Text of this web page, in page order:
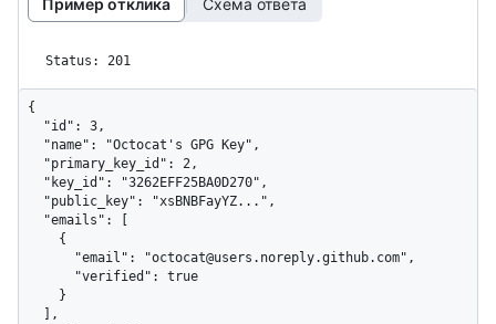
Пример отклика Схема ответа
Status: 201
{